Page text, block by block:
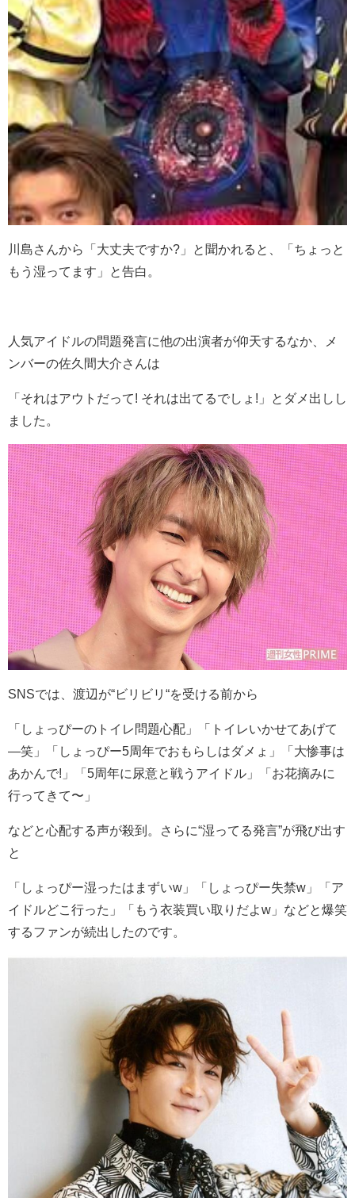
川島さんから「大丈夫ですか?」と聞かれると、「ちょっと
もう湿ってます」と告白。
人気アイドルの問題発言に他の出演者が仰天するなか、メ
ンバーの佐久間大介さんは
「それはアウトだって! それは出てるでしょ!」とダメ出しし
ました。
SNSでは、渡辺が“ビリビリ“を受ける前から
「しょっぴーのトイレ問題心配」「トイレいかせてあげて
―笑」「しょっぴー5周年でおもらしはダメょ」「大惨事は
あかんで!」「5周年に尿意と戦うアイドル」「お花摘みに
行ってきて〜」
などと心配する声が殺到。さらに“湿ってる発言”が飛び出す
と
「しょっぴー湿ったはまずいw」「しょっぴー失禁w」「ア
イドルどこ行った」「もう衣装買い取りだよw」などと爆笑
するファンが続出したのです。